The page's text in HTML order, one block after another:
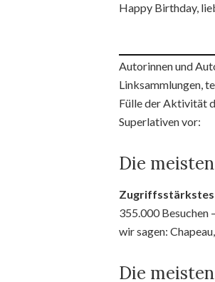
Happy Birthday,
Autorinnen und
Linksammlungen,
Fülle der Aktivität
Superlativen vor:
Die
Zugriffsstärkstes
355.000
wir sagen:
Die